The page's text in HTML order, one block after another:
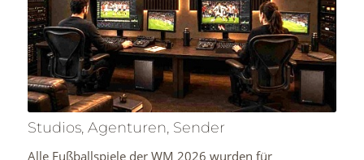
Studios, Agenturen, Sender
Alle Fußballspiele der WM 2026 wurden für